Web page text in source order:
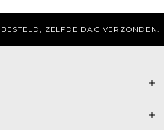
ZELFDE DAG VERZONDEN.